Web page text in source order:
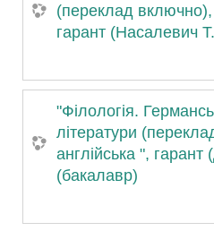
(переклад
гарант (Насалевич
"Філологія.
літератури
англійська ",
(бакалавр)